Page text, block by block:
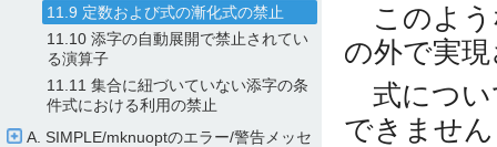
11.9 定数および式の漸化式の禁止
11.10 添字の自動展開で禁止されてい
る演算子
11.11 集合に紐づいていない添字の条
件式における利用の禁止
A. SIMPLE/​mknuoptのエラー/​警告メッセ
このよう
の外で実
式につい
できませ